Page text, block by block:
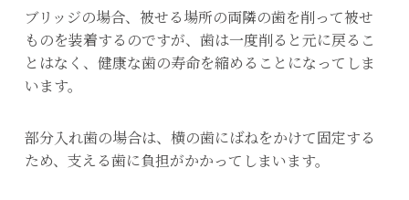
ブリッジの場合、被せる場所の両隣の歯を削って被せ
ものを装着するのですが、歯は一度削ると元に戻るこ
とはなく、健康な歯の寿命を縮めることになってしま
います。
部分入れ歯の場合は、横の歯にばねをかけて固定する
ため、支える歯に負担がかかってしまいます。